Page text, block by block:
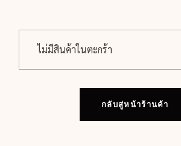
ไม่มีสินค้าในตะกร้า
กลับสู่หน้าร้านค้า